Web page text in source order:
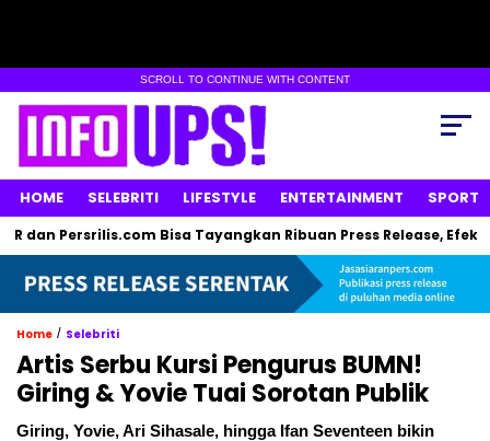
SCROLL TO CONTINUE WITH CONTENT
HOME SELEBRITI LIFESTYLE ENTERTAINMENT SPORT
Bisa Tayangkan Ribuan Press Release, Efektif untuk
Home / Selebriti
Artis Serbu Kursi Pengurus BUMN!
Giring & Yovie Tuai Sorotan Publik
Giring, Yovie, Ari Sihasale, hingga Ifan Seventeen bikin